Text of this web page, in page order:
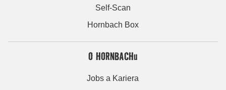
Self-Scan
Hornbach Box
O HORNBACHu
Jobs a Kariera